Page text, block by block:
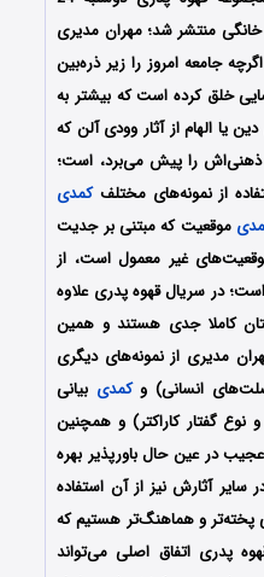
نمایش خانگی منتشر شد؛ مهران مدیری
جامعه امروز را زیر ذره‌بین
خلق کرده است که بیشتر به
یا الهام از آثار وودی آلن که
ذهنی‌اش را پیش می‌برد، است؛
از نمونه‌های مختلفکمدی
موقعیت که مبتنی بر جدیت
غیر معمول است، از
است؛ در سریال قهوه پدری علاوه
کاملا جدی هستند و همین
مدیری از نمونه‌های دیگری
انسانی) وکمدی بیانی
نوع گفتار کاراکتر) و همچنین
عجیب در عین حال باورپذیر بهره
آثارش نیز از آن استفاده
پخته‌تر و هماهنگ‌تر هستیم که
پدری اتفاق اصلی می‌تواند